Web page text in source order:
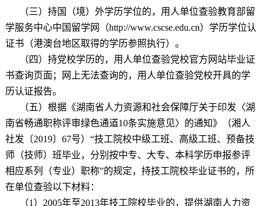
（三）持国（境）外学历学位的，用人单位查验教育部留
学服务中心中国留学网（http://www.cscse.edu.cn）学历学位认
证书（港澳台地区取得的学历参照执行）。
（四）持党校学历的，用人单位查验党校官方网站毕业证
书查询页面；网上无法查询的，用人单位查验党校开具的学
历认证报告。
（五）根据《湖南省人力资源和社会保障厅关于印发〈湖
南省畅通职称评审绿色通道10条实施意见〉的通知》（湘人
社发〔2019〕 67号） “技工院校中级工班、高级工班、预备技
师（技师）班毕业，分别按中专、大专、本科学历申报参评
相应系列（专业）职称”的规定，持技工院校毕业证书的，所
在单位查验以下材料：
（1 ） 2005年至2013年技工院校毕业的，提供湖南人力资